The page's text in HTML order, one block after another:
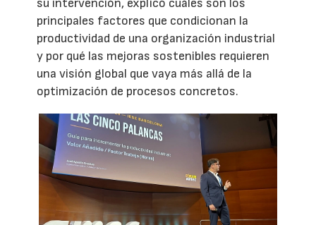
su intervención, explicó cuáles son los
principales factores que condicionan la
productividad de una organización industrial
y por qué las mejoras sostenibles requieren
una visión global que vaya más allá de la
optimización de procesos concretos.